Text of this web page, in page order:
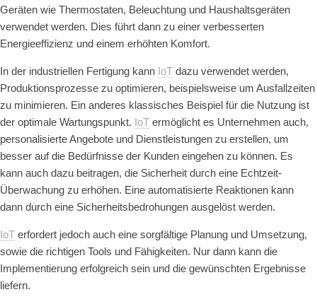
Geräten wie Thermostaten, Beleuchtung und Haushaltsgeräten
verwendet werden. Dies führt dann zu einer verbesserten
Energieeffizienz und einem erhöhten Komfort.
In der industriellen Fertigung kann IoT dazu verwendet werden,
Produktionsprozesse zu optimieren, beispielsweise um Ausfallzeiten
zu minimieren. Ein anderes klassisches Beispiel für die Nutzung ist
der optimale Wartungspunkt. IoT ermöglicht es Unternehmen auch,
personalisierte Angebote und Dienstleistungen zu erstellen, um
besser auf die Bedürfnisse der Kunden eingehen zu können. Es
kann auch dazu beitragen, die Sicherheit durch eine Echtzeit-
Überwachung zu erhöhen. Eine automatisierte Reaktionen kann
dann durch eine Sicherheitsbedrohungen ausgelöst werden.
IoT erfordert jedoch auch eine sorgfältige Planung und Umsetzung,
sowie die richtigen Tools und Fähigkeiten. Nur dann kann die
Implementierung erfolgreich sein und die gewünschten Ergebnisse
liefern.